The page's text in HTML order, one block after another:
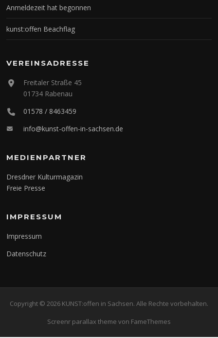
Anmeldezeit hat begonnen
kunst:offen Beachflag
VEREINSADRESSE
Freitaler Straße 45
01734 Rabenau
01578 / 8463459
info@kunst-offen-in-sachsen.de
MEDIENPARTNER
Dresdner Kulturmagazin
Freie Presse
IMPRESSUM
Impressum
Datenschutz
Copyright © 2026 KUNST:offen in Sachsen. Alle Rechte vorbehalten.
Screenr parallax theme von FameThemes